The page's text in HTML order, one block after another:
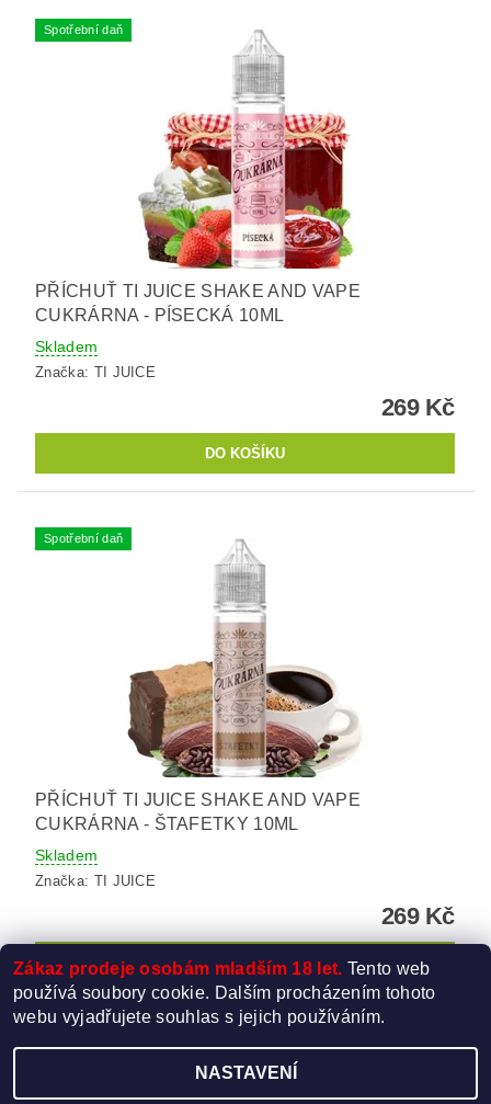
Spotřební daň
PŘÍCHUŤ TI JUICE SHAKE AND VAPE
CUKRÁRNA - PÍSECKÁ 10ML
Skladem
Značka: TI JUICE
269 Kč
Spotřební daň
PŘÍCHUŤ TI JUICE SHAKE AND VAPE
CUKRÁRNA - ŠTAFETKY 10ML
Skladem
Značka: TI JUICE
269 Kč
Zákaz prodeje osobám mladším 18 let. Tento web
používá soubory cookie. Dalším procházením tohoto
webu vyjadřujete souhlas s jejich používáním.
NASTAVENÍ